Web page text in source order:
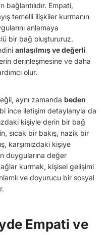
Empati,
temelli ilişkiler kurmanın
anlamaya
bir bağ oluştururuz.
anlaşılmış ve değerli
derinleşmesine ve daha
olur.
aynı zamanda beden
ince iletişim detaylarıyla da
kişiyle derin bir bağ
sıcak bir bakış, nazik bir
karşımızdaki kişiye
duygularına değer
kurmak, kişisel gelişimi
ve doyurucu bir sosyal
Empati ve